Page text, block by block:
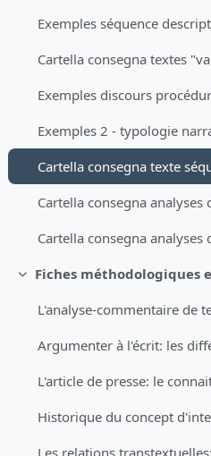
Exemples séquence
Exemples discours
Minimizza
L'analyse-commentaire de